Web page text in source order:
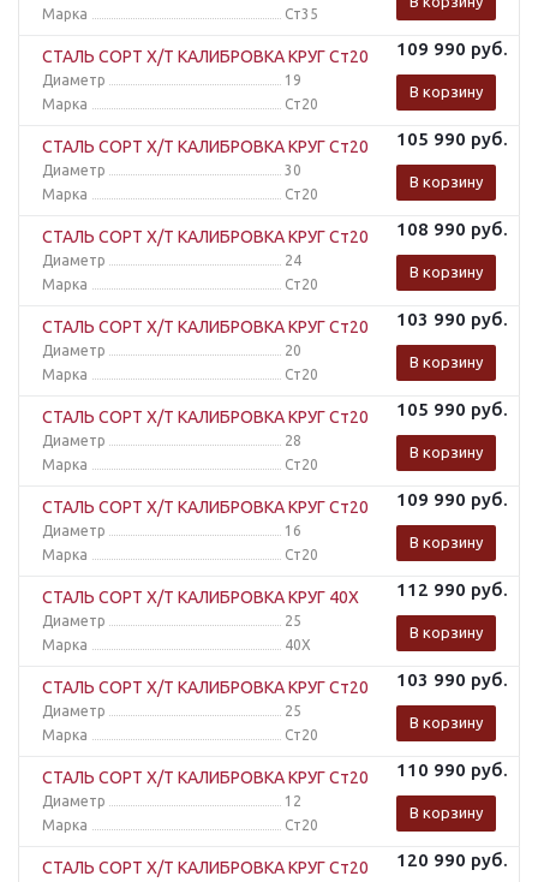
Марка
Ст35
СТАЛЬ СОРТ Х/Т КАЛИБРОВКА КРУГ Ст20
Диаметр
19
Марка
Ст20
109 990 руб.
В корзину
СТАЛЬ СОРТ Х/Т КАЛИБРОВКА КРУГ Ст20
Диаметр
30
Марка
Ст20
105 990 руб.
В корзину
СТАЛЬ СОРТ Х/Т КАЛИБРОВКА КРУГ Ст20
Диаметр
24
Марка
Ст20
108 990 руб.
В корзину
СТАЛЬ СОРТ Х/Т КАЛИБРОВКА КРУГ Ст20
Диаметр
20
Марка
Ст20
103 990 руб.
В корзину
СТАЛЬ СОРТ Х/Т КАЛИБРОВКА КРУГ Ст20
Диаметр
28
Марка
Ст20
105 990 руб.
В корзину
СТАЛЬ СОРТ Х/Т КАЛИБРОВКА КРУГ Ст20
Диаметр
16
Марка
Ст20
109 990 руб.
В корзину
СТАЛЬ СОРТ Х/Т КАЛИБРОВКА КРУГ 40Х
Диаметр
25
Марка
40Х
112 990 руб.
В корзину
СТАЛЬ СОРТ Х/Т КАЛИБРОВКА КРУГ Ст20
Диаметр
25
Марка
Ст20
103 990 руб.
В корзину
СТАЛЬ СОРТ Х/Т КАЛИБРОВКА КРУГ Ст20
Диаметр
12
Марка
Ст20
110 990 руб.
В корзину
СТАЛЬ СОРТ Х/Т КАЛИБРОВКА КРУГ Ст20 120 990 руб.